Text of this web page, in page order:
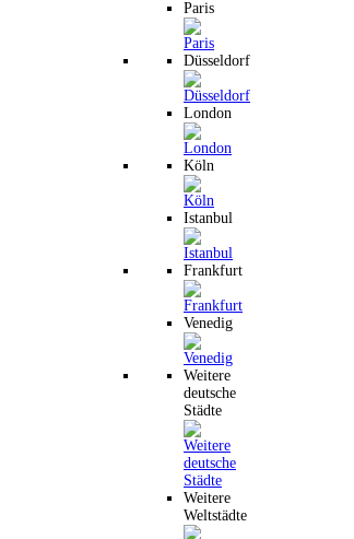
Paris
Düsseldorf
London
Köln
Istanbul
Frankfurt
Venedig
Weitere
deutsche
Städte
Weitere
Weltstädte